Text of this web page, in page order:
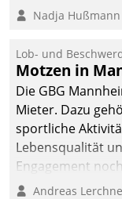
der Bayerischen
Ressort
künftige
gerüstet.
Nadja Hußmann
Lob- und
Motzen in
Die GBG
Mieter. Dazu
sportliche
Lebensqualität
Engagement
vonAndreas